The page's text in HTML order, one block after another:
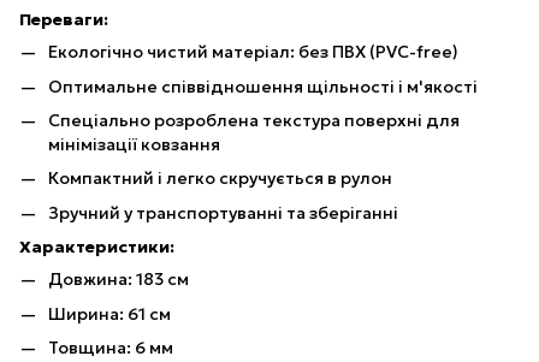
Переваги:
Екологічно чистий матеріал: без ПВХ (PVC-free)
Оптимальне співвідношення щільності і м'якості
Спеціально розроблена текстура поверхні для
мінімізації ковзання
Компактний і легко скручується в рулон
Зручний у транспортуванні та зберіганні
Характеристики:
Довжина: 183 см
Ширина: 61 см
Товщина: 6 мм